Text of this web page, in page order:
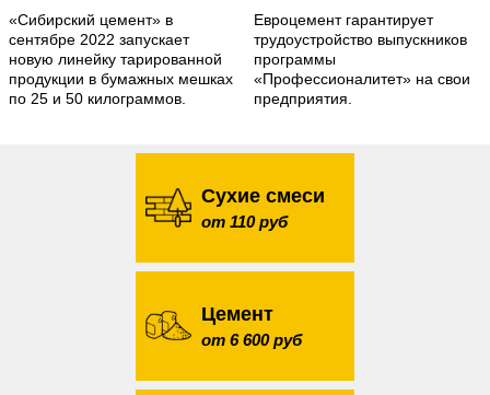
«Сибирский цемент» в
сентябре 2022 запускает
новую линейку тарированной
продукции в бумажных мешках
по 25 и 50 килограммов.
Евроцемент гарантирует
трудоустройство выпускников
программы
«Профессионалитет» на свои
предприятия.
Сухие смеси
от 110 руб
Цемент
от 6 600 руб